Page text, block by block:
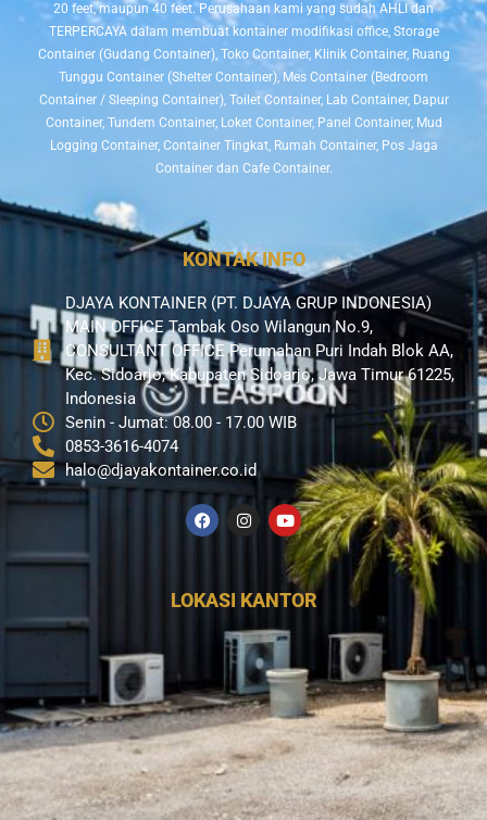
20 feet, maupun 40 feet. Perusahaan kami yang sudah AHLI dan
TERPERCAYA dalam membuat kontainer modifikasi office, Storage
Container (Gudang Container), Toko Container, Klinik Container, Ruang
Tunggu Container (Shelter Container), Mes Container (Bedroom
Container / Sleeping Container), Toilet Container, Lab Container, Dapur
Container, Tundem Container, Loket Container, Panel Container, Mud
Logging Container, Container Tingkat, Rumah Container, Pos Jaga
Container dan Cafe Container.
KONTAK INFO
DJAYA KONTAINER (PT. DJAYA GRUP INDONESIA)
MAIN OFFICE Tambak Oso Wilangun No.9,
CONSULTANT OFFICE Perumahan Puri Indah Blok AA,
Kec. Sidoarjo, Kabupaten Sidoarjo, Jawa Timur 61225,
Indonesia
Senin - Jumat: 08.00 - 17.00 WIB
0853-3616-4074
halo@djayakontainer.co.id
LOKASI KANTOR